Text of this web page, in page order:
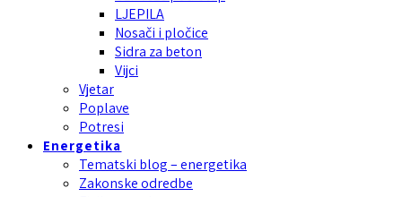
LJEPILA
Nosači i pločice
Sidra za beton
Vijci
Vjetar
Poplave
Potresi
Energetika
Tematski blog – energetika
Zakonske odredbe